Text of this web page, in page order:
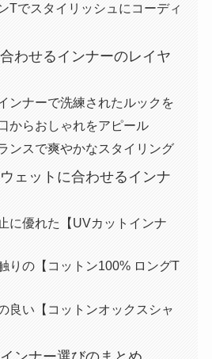
Tでスタイリッシュにコーディ
わせるインナーのレイヤ
ンナーで洗練されたルックを
からおしゃれをアピール
ンスで爽やかなスタイリング
ェットに合わせるインナ
に優れた【UVカットインナ
りの【コットン100% ロングT
良い【コットンオックスシャ